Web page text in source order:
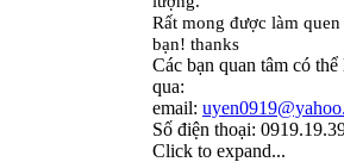
Rất mong được làm
bạn! thanks
Các bạn quan tâm có thể
qua:
email:
Số điện thoại:
Click to expand...